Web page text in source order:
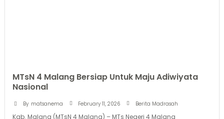
MTsN 4 Malang Bersiap Untuk Maju Adiwiyata
Nasional
By matsanema February 11, 2026 Berita Madrasah
Kab. Malang (MTsN 4 Malang) – MTs Negeri 4 Malang